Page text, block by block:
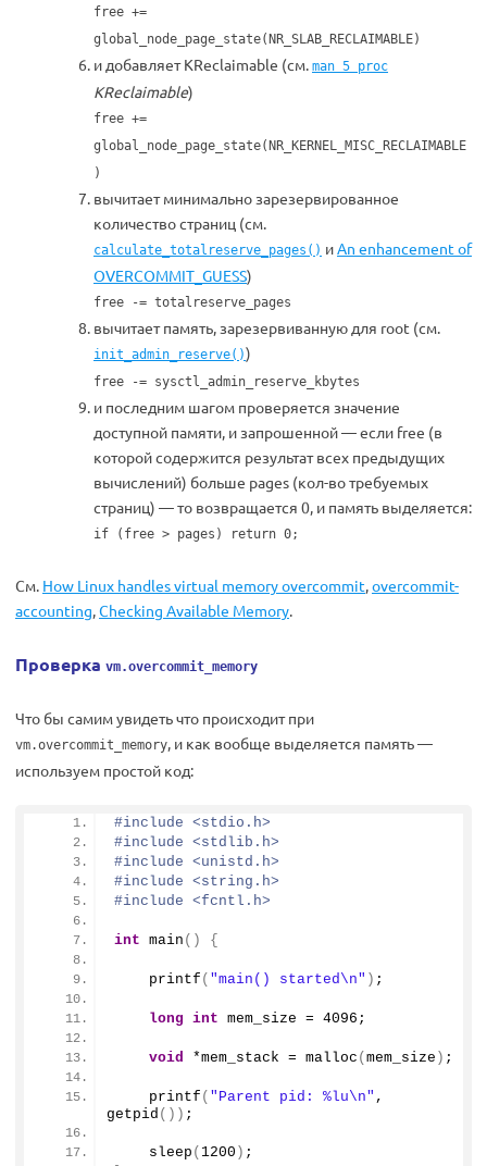
free +=
global_node_page_state(NR_SLAB_RECLAIMABLE)
и добавляет KReclaimable (см. man 5 proc
KReclaimable)
free +=
global_node_page_state(NR_KERNEL_MISC_RECLAIMABLE
)
вычитает минимально зарезервированное
количество страниц (см.
calculate_totalreserve_pages() иAn enhancement of
OVERCOMMIT_GUESS)
free -= totalreserve_pages
вычитает память, зарезервиванную для root (см.
init_admin_reserve())
free -= sysctl_admin_reserve_kbytes
и последним шагом проверяется значение
доступной памяти, и запрошенной — если free (в
которой содержится результат всех предыдущих
вычислений) больше pages (кол-во требуемых
страниц) — то возвращается 0, и память выделяется:
if (free > pages) return 0;
См. How Linux handles virtual memory overcommit,overcommit-
accounting,Checking Available Memory.
Проверка vm.overcommit_memory
Что бы самим увидеть что происходит при
vm.overcommit_memory, и как вообще выделяется память —
используем простой код:
#include <stdio.h>
#include <stdlib.h>
#include <unistd.h>
#include <string.h>
#include <fcntl.h>
int main () {
printf ( "main() started\n" ) ;
long int mem_size = 4096;
void *mem_stack = malloc ( mem_size ) ;
printf ( "Parent pid: %lu\n"
getpid ()) ;
sleep ( 1200 ) ;